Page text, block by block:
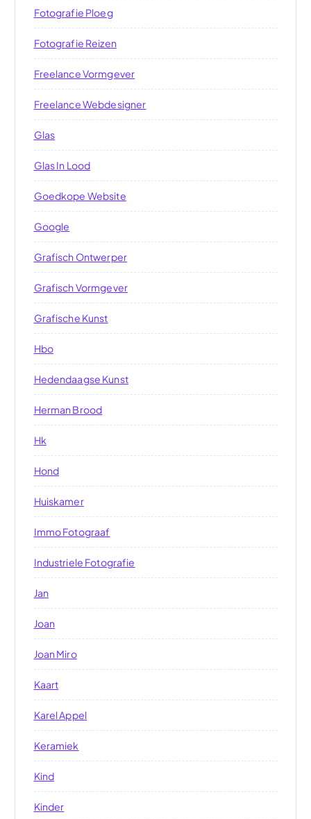
Fotografie Ploeg
Fotografie Reizen
Freelance Vormgever
Freelance Webdesigner
Glas
Glas In Lood
Goedkope Website
Google
Grafisch Ontwerper
Grafisch Vormgever
Grafische Kunst
Hbo
Hedendaagse Kunst
Herman Brood
Hk
Hond
Huiskamer
Immo Fotograaf
Industriele Fotografie
Jan
Joan
Joan Miro
Kaart
Karel Appel
Keramiek
Kind
Kinder